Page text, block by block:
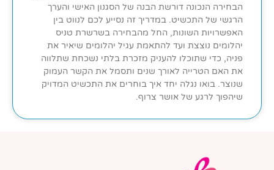
הבחירה הנכונה דורשת הבנה של הסגנון האישי והערך
הרגשי של התכשיט. במדריך זה נסייע לכם לנווט בין
האפשרויות השונות, החל מהבחירה בשרשרת טניס
יהלומים נוצצת ועד להתאמת עגיל יהלומים שיאיר את
פניה, כדי שתוכלו להעניק מזכרת בלתי נשכחת שתלווה
את האם הטרייה לאורך שנים ותסמל את הקשר העמוק
שנוצר. בואו נגלה יחד איך בוחרים את התכשיט המדויק
שיהפוך לרגע של אושר צרוף.